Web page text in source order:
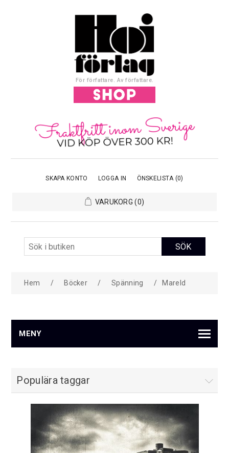
För författare. Av författare.
SKAPA KONTO LOGGA IN ÖNSKELISTA (0)
VARUKORG (0)
Hem / Böcker / Spänning / Mareld
MENY
Populära taggar